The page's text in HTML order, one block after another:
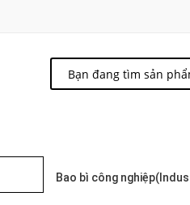
Bao bì công